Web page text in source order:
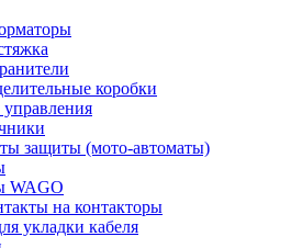
коробки
защиты (мото-автоматы)
WAGO
на контакторы
укладки кабеля